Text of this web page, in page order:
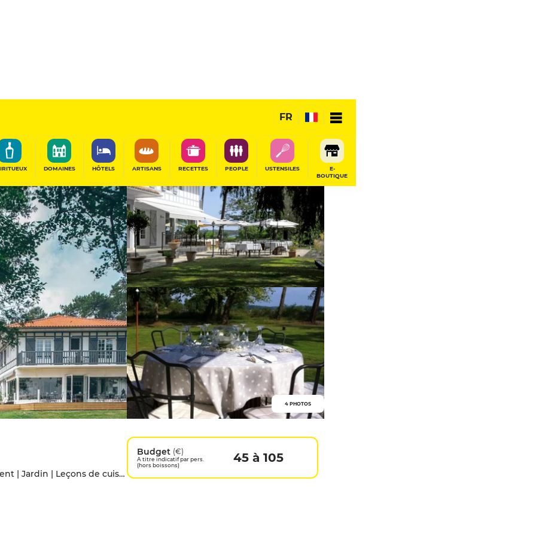
FR
DOMAINES HÔTELS ARTISANS RECETTES PEOPLE USTENSILES
E-
BOUTIQUE
4 PHOTOS
À emporter | Accès handicapés | Hébergement | Jardin | Leçons de cuisine | Menu enfants | Parking privé
Budget (€)
A titre indicatif par pers.
(hors boissons)
45 à 105